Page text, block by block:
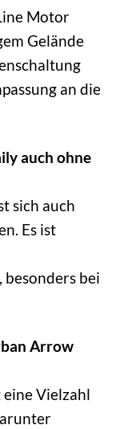
Motor
Gelände
an die
auch ohne
sich auch
Es ist
bei
Arrow
Vielzahl